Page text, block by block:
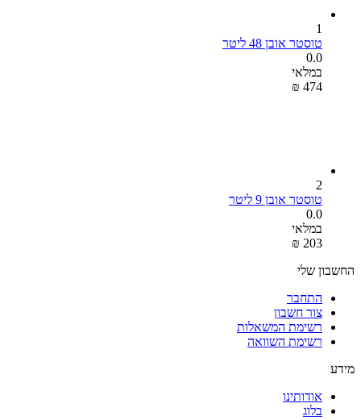
1
טוסטר אובן 48 ליטר
0.0
במלאי
₪ ‍474‍
2
טוסטר אובן 9 ליטר
0.0
במלאי
₪ ‍203‍
החשבון שלי
התחבר
צור חשבון
רשימת המשאלות
רשימת השוואה
מידע
אודותינו
בלוג